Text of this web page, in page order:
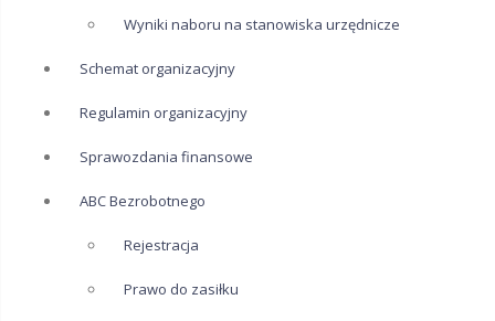
Wyniki naboru na stanowiska urzędnicze
Schemat organizacyjny
Regulamin organizacyjny
Sprawozdania finansowe
ABC Bezrobotnego
Rejestracja
Prawo do zasiłku